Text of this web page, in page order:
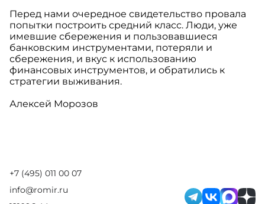
Перед нами очередное свидетельство провала
попытки построить средний класс. Люди, уже
имевшие сбережения и пользовавшиеся
банковским инструментами, потеряли и
сбережения, и вкус к использованию
финансовых инструментов, и обратились к
стратегии выживания.
Алексей Морозов
+7 (495) 011 00 07
info@romir.ru